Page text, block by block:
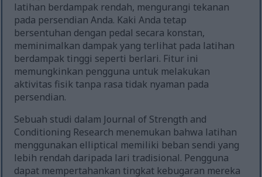
latihan berdampak rendah, mengurangi tekanan
pada persendian Anda. Kaki Anda tetap
bersentuhan dengan pedal secara konstan,
meminimalkan dampak yang terlihat pada latihan
berdampak tinggi seperti berlari. Fitur ini
memungkinkan pengguna untuk melakukan
aktivitas fisik tanpa rasa tidak nyaman pada
persendian.
Sebuah studi dalam Journal of Strength and
Conditioning Research menemukan bahwa latihan
menggunakan elliptical memiliki beban sendi yang
lebih rendah daripada lari tradisional. Pengguna
dapat mempertahankan tingkat kebugaran mereka